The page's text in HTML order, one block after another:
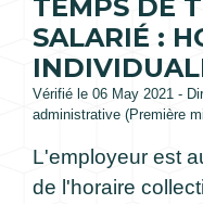
TEMPS DE
SALARIÉ :
Vérifié le 06 May 2021 -
administrative (Première
L'employeur est
de l'horaire